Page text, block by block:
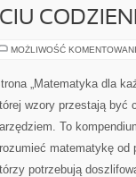
MOŻLIWOŚĆ
„Matematyka dla
wzory przestają być
To
matematykę od
potrzebują